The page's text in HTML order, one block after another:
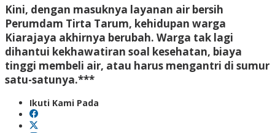
Kini, dengan masuknya layanan air bersih
Perumdam Tirta Tarum, kehidupan warga
Kiarajaya akhirnya berubah. Warga tak lagi
dihantui kekhawatiran soal kesehatan, biaya
tinggi membeli air, atau harus mengantri di sumur
satu-satunya.***
Ikuti Kami Pada